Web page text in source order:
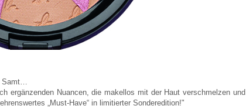
ergänzenden Nuancen, die makellos mit der Haut verschmelzen und
„Must-Have“ in limitierter Sonderedition!"